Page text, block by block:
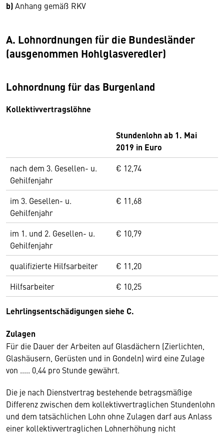
b)Anhang gemäß RKV
A. Lohnordnungen für die Bundesländer
(ausgenommen Hohlglasveredler)
Lohnordnung für das Burgenland
Kollektivvertragslöhne
Stundenlohn ab 1. Mai
2019 in Euro
nach dem 3. Gesellen- u.
Gehilfenjahr
€ 12,74
im 3. Gesellen- u.
Gehilfenjahr
€ 11,68
im 1. und 2. Gesellen- u.
Gehilfenjahr
€ 10,79
qualifizierte Hilfsarbeiter
€ 11,20
Hilfsarbeiter
€ 10,25
Lehrlingsentschädigungen siehe C.
Zulagen
Für die Dauer der Arbeiten auf Glasdächern (Zierlichten,
Glashäusern, Gerüsten und in Gondeln) wird eine Zulage
von ..... 0,44 pro Stunde gewährt.
Die je nach Dienstvertrag bestehende betragsmäßige
Differenz zwischen dem kollektivvertraglichen Stundenlohn
und dem tatsächlichen Lohn ohne Zulagen darf aus Anlass
einer kollektivvertraglichen Lohnerhöhung nicht